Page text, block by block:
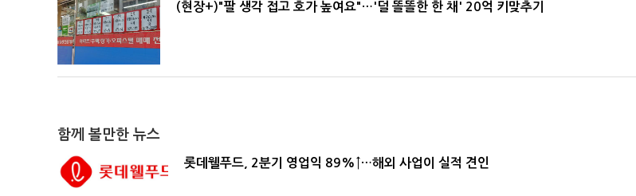
(현장+)"팔 생각 접고 호가 높여요"…'덜 똘똘한 한 채' 20억 키맞추기
함께 볼만한 뉴스
롯데웰푸드, 2분기 영업익 89%↑…해외 사업이 실적 견인